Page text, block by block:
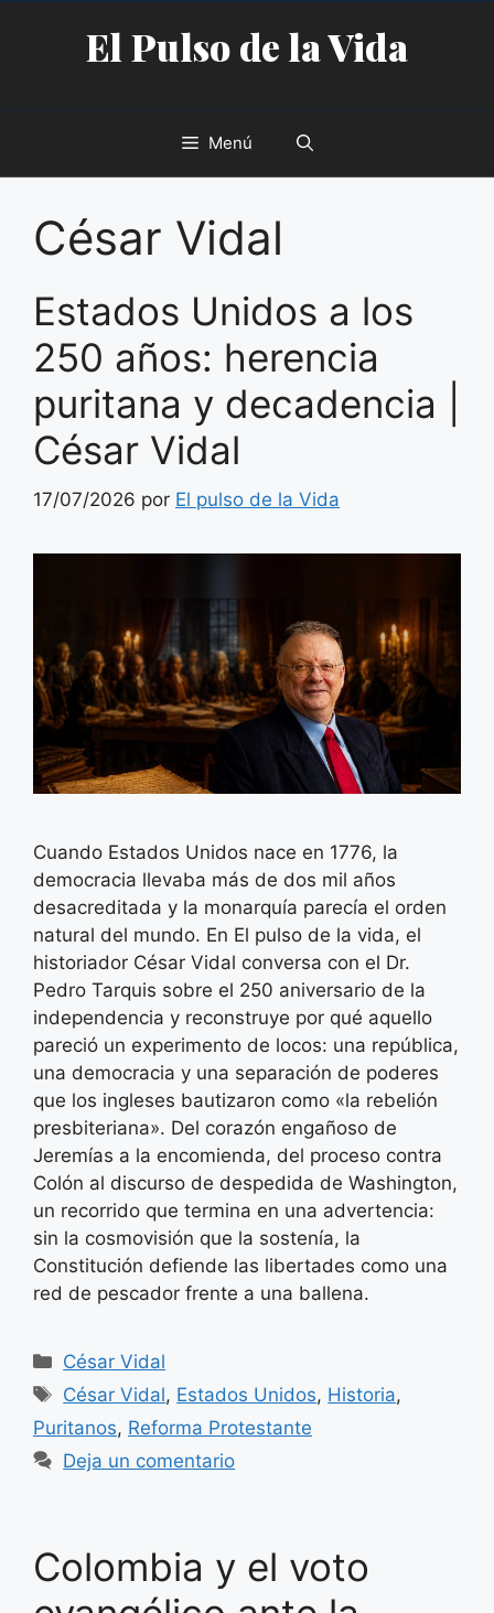
contenidoEl Pulso de la Vida
Menú
César Vidal
Estados Unidos a los
250 años: herencia
puritana y decadencia |
César Vidal
17/07/2026 por El pulso de la Vida
Cuando Estados Unidos nace en 1776, la
democracia llevaba más de dos mil años
desacreditada y la monarquía parecía el orden
natural del mundo. En El pulso de la vida, el
historiador César Vidal conversa con el Dr.
Pedro Tarquis sobre el 250 aniversario de la
independencia y reconstruye por qué aquello
pareció un experimento de locos: una república,
una democracia y una separación de poderes
que los ingleses bautizaron como «la rebelión
presbiteriana». Del corazón engañoso de
Jeremías a la encomienda, del proceso contra
Colón al discurso de despedida de Washington,
un recorrido que termina en una advertencia:
sin la cosmovisión que la sostenía, la
Constitución defiende las libertades como una
red de pescador frente a una ballena.
Categorías
César Vidal
Etiquetas
César Vidal, Estados Unidos, Historia,
Puritanos, Reforma Protestante
Deja un comentario
Colombia y el voto